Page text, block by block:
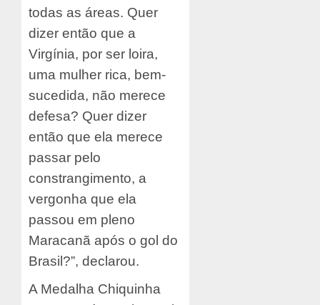
todas as áreas. Quer
dizer então que a
Virgínia, por ser loira,
uma mulher rica, bem-
sucedida, não merece
defesa? Quer dizer
então que ela merece
passar pelo
constrangimento, a
vergonha que ela
passou em pleno
Maracanã após o gol do
Brasil?”, declarou.
A Medalha Chiquinha